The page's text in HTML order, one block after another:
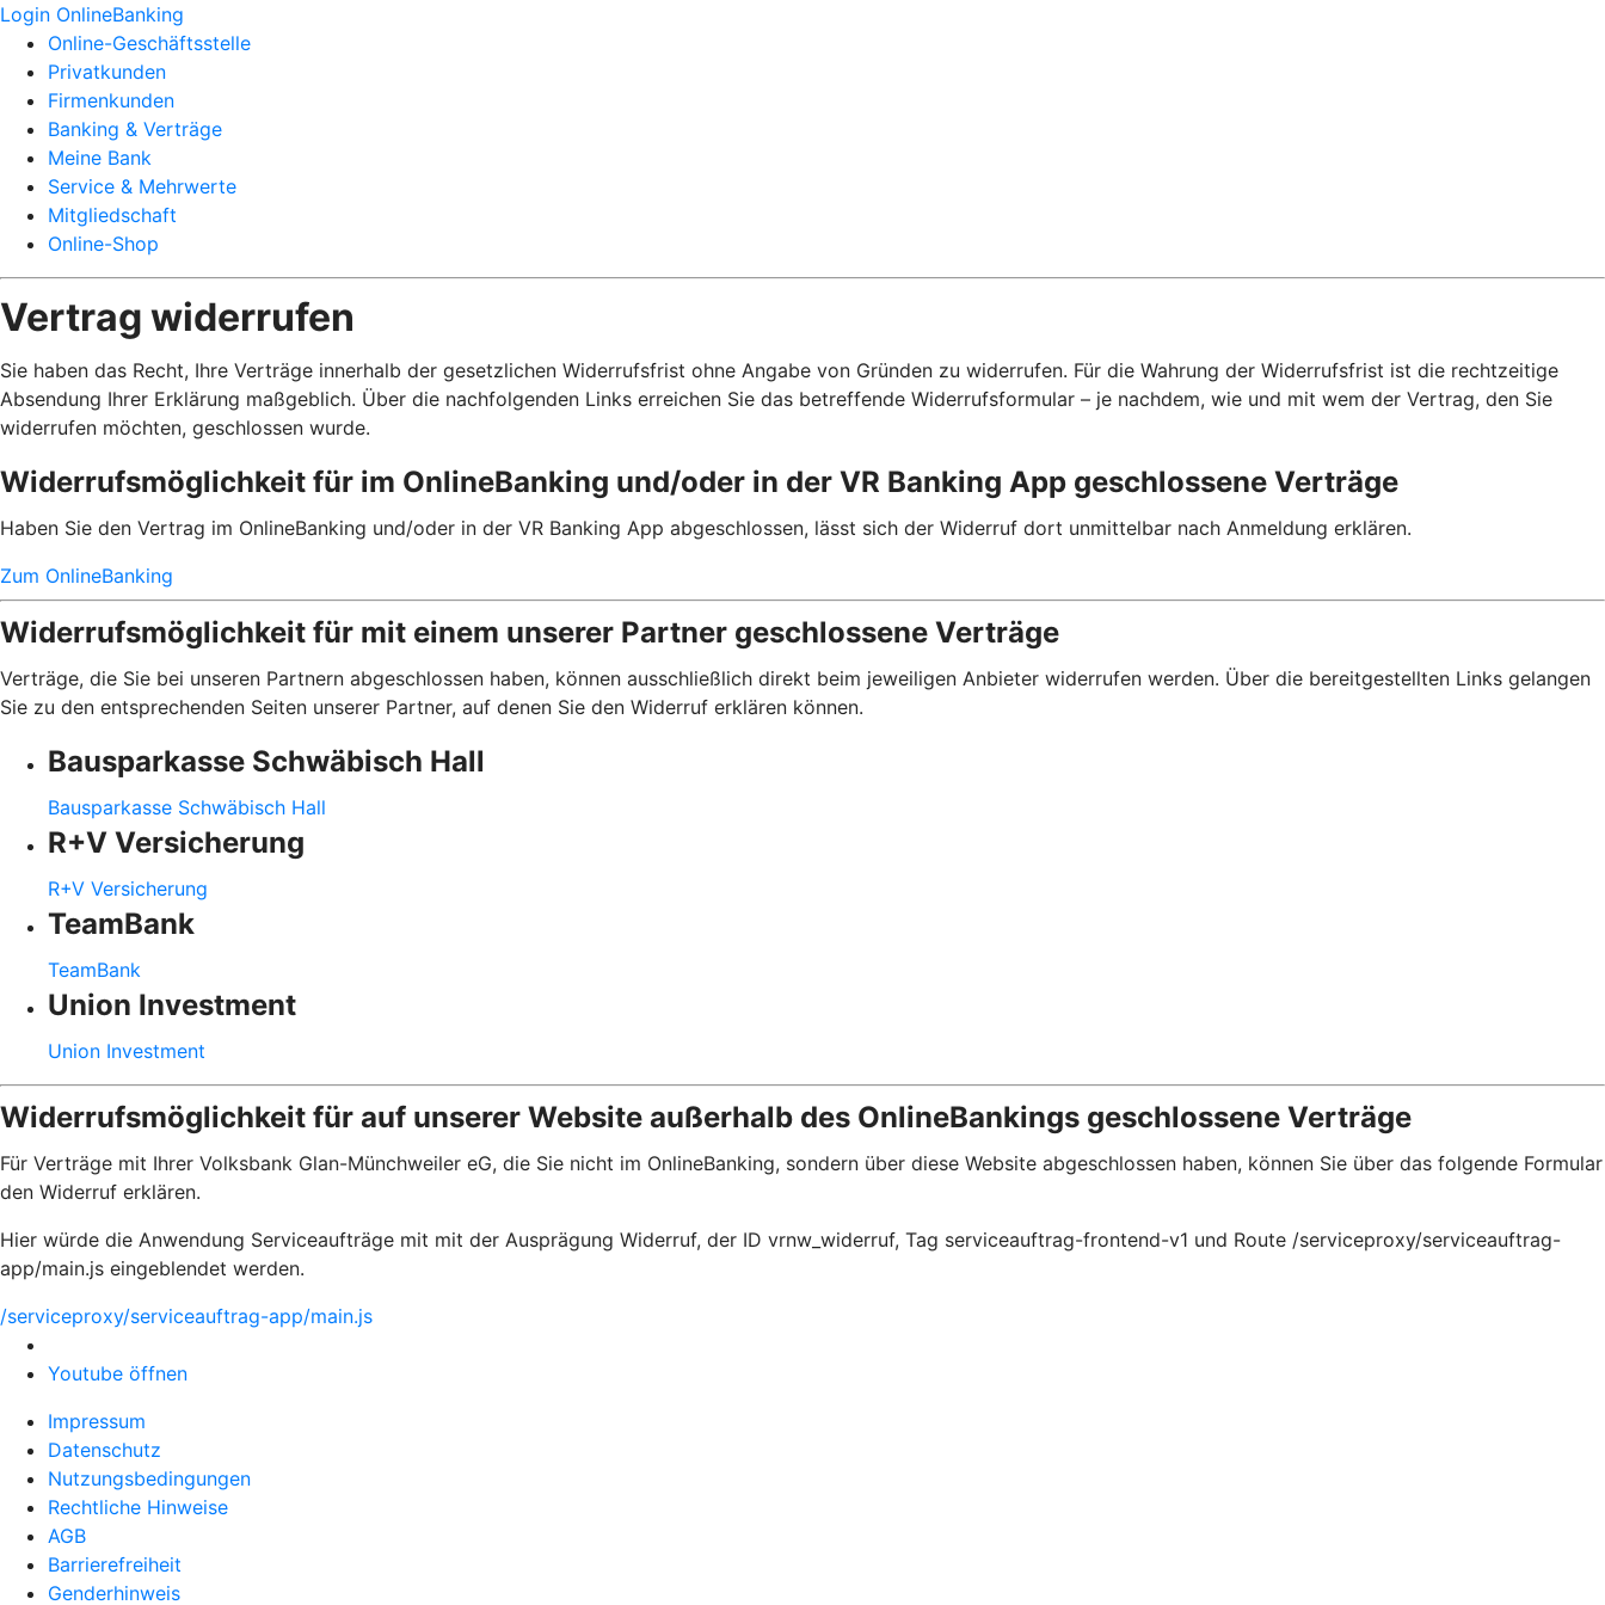
Login OnlineBanking
Online-Geschäftsstelle
Privatkunden
Firmenkunden
Banking & Verträge
Meine Bank
Service & Mehrwerte
Mitgliedschaft
Online-Shop
Vertrag widerrufen
Sie haben das Recht, Ihre Verträge innerhalb der gesetzlichen Widerrufsfrist ohne Angabe von Gründen zu widerrufen. Für die Wahrung der Widerrufsfrist ist die rechtzeitige
Absendung Ihrer Erklärung maßgeblich. Über die nachfolgenden Links erreichen Sie das betreffende Widerrufsformular – je nachdem, wie und mit wem der Vertrag, den Sie
widerrufen möchten, geschlossen wurde.
Widerrufsmöglichkeit für im OnlineBanking und/oder in der VR Banking App geschlossene Verträge
Haben Sie den Vertrag im OnlineBanking und/oder in der VR Banking App abgeschlossen, lässt sich der Widerruf dort unmittelbar nach Anmeldung erklären.
Zum OnlineBanking
Widerrufsmöglichkeit für mit einem unserer Partner geschlossene Verträge
Verträge, die Sie bei unseren Partnern abgeschlossen haben, können ausschließlich direkt beim jeweiligen Anbieter widerrufen werden. Über die bereitgestellten Links gelangen
Sie zu den entsprechenden Seiten unserer Partner, auf denen Sie den Widerruf erklären können.
Bausparkasse Schwäbisch Hall
Bausparkasse Schwäbisch Hall
R+V Versicherung
R+V Versicherung
TeamBank
TeamBank
Union Investment
Union Investment
Widerrufsmöglichkeit für auf unserer Website außerhalb des OnlineBankings geschlossene Verträge
Für Verträge mit Ihrer Volksbank Glan-Münchweiler eG, die Sie nicht im OnlineBanking, sondern über diese Website abgeschlossen haben, können Sie über das folgende Formular
den Widerruf erklären.
Hier würde die Anwendung Serviceaufträge mit mit der Ausprägung Widerruf, der ID vrnw_widerruf, Tag serviceauftrag-frontend-v1 und Route /serviceproxy/serviceauftrag-
app/main.js eingeblendet werden.
/serviceproxy/serviceauftrag-app/main.js
Youtube öffnen
Impressum
Datenschutz
Nutzungsbedingungen
Rechtliche Hinweise
AGB
Barrierefreiheit
Genderhinweis